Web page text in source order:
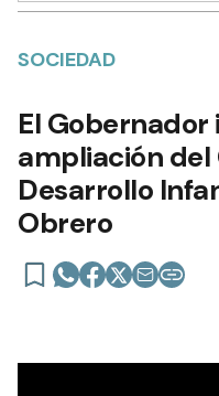
SOCIEDAD
El
ampliación
Desarrollo
Obrero